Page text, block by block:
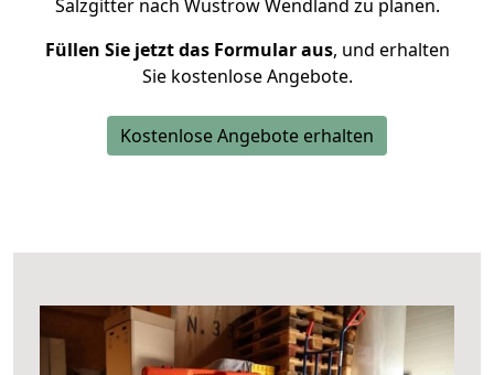
Salzgitter nach Wustrow Wendland zu planen.
Füllen Sie jetzt das Formular aus, und erhalten
Sie kostenlose Angebote.
Kostenlose Angebote erhalten